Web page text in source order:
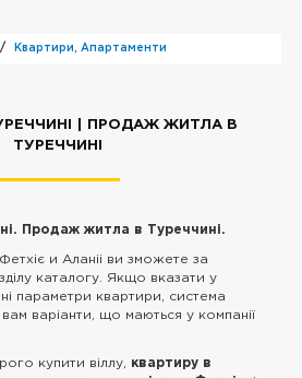
Квартири, Апартаменти
| ПРОДАЖ ЖИТЛА В
ТУРЕЧЧИНІ
Продаж житла в Туреччині.
и Аланіі ви зможете за
каталогу. Якщо вказати у
параметри квартири, система
вам варіанти, що маються у компанії
купити віллу, квартиру в